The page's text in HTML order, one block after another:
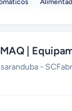
|
- SC